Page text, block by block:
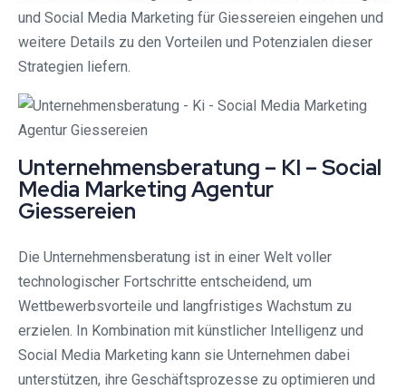
und Social Media Marketing für Giessereien eingehen und
weitere Details zu den Vorteilen und Potenzialen dieser
Strategien liefern.
Unternehmensberatung – KI – Social
Media Marketing Agentur
Giessereien
Die Unternehmensberatung ist in einer Welt voller
technologischer Fortschritte entscheidend, um
Wettbewerbsvorteile und langfristiges Wachstum zu
erzielen. In Kombination mit künstlicher Intelligenz und
Social Media Marketing kann sie Unternehmen dabei
unterstützen, ihre Geschäftsprozesse zu optimieren und